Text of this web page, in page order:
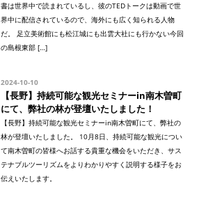
書は世界中で読まれているし、彼のTEDトークは動画で世
界中に配信されているので、海外にも広く知られる人物
だ。 足立美術館にも松江城にも出雲大社にも行かない今回
の島根東部 […]
2024-10-10
【長野】持続可能な観光セミナーin南木曽町
にて、弊社の林が登壇いたしました！
【長野】持続可能な観光セミナーin南木曽町にて、弊社の
林が登壇いたしました。 10月8日、持続可能な観光につい
て南木曽町の皆様へお話する貴重な機会をいただき、サス
テナブルツーリズムをよりわかりやすく説明する様子をお
伝えいたします。